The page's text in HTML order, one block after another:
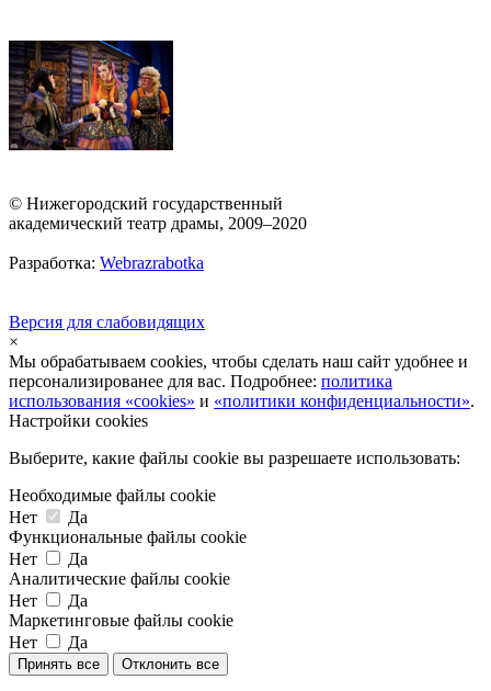
© Нижегородский государственный
академический театр драмы, 2009–2020
Разработка: Webrazrabotka
Версия для слабовидящих
×
Мы обрабатываем cookies, чтобы сделать наш сайт удобнее и
персонализированее для вас. Подробнее: политика
использования «cookies» и «политики конфиденциальности».
Настройки cookies
Выберите, какие файлы cookie вы разрешаете использовать:
Необходимые файлы cookie
Нет
Да
Функциональные файлы cookie
Нет
Да
Аналитические файлы cookie
Нет
Да
Маркетинговые файлы cookie
Нет
Да
Принять все Отклонить все